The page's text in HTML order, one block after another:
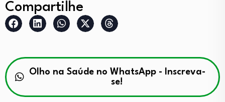
Compartilhe
Olho na Saúde no WhatsApp - Inscreva-
se!